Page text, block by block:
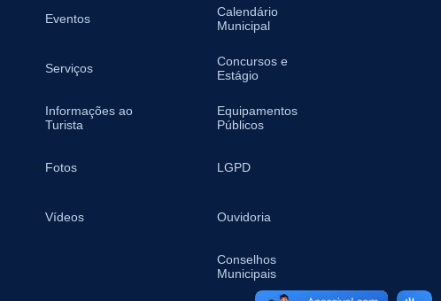
Eventos
Serviços
Informações ao
Turista
Fotos
Vídeos
Calendário
Municipal
Concursos e
Estágio
Equipamentos
Públicos
LGPD
Ouvidoria
Conselhos
Municipais